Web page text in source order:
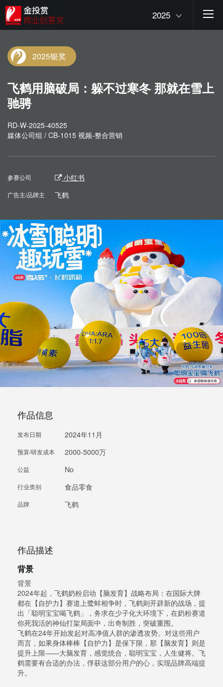
2025
2025银奖
飞鹤用脑破局：躲不过寒冬 那就在雪上
驰骋
RD-W-2025-40525
媒体公司组 / CB-1015 视频-整合营销
参赛公司 小红书
广告主/品牌主 飞鹤
作品信息
发布日期 2024年11月
预算/研发成本 2000-5000万
公益 No
行业类别 食品零食
品牌 飞鹤
作品描述
背景
背景
2024年起，飞鹤奶粉启动【脑发育】战略布局：在国际大牌
都在【自护力】赛道上鹭蚌相争时，飞鹤则开辟新的战场，提
出「聪明宝宝喝飞鹤」，务求在少子化大环境下，在奶粉赛道
你死我活的神仙打架局面中，出奇制胜，突破重围。
飞鹤在24年开始发起对高净值人群的渗透攻势。对这些用户
而言，如果身体棒棒【自护力】是保下限，那【脑发育】则是
提升上限——大脑发育，感觉统合，聪明宝宝，人生健将。飞
鹤需要有合适的办法，俘获这部分用户的心，实现品牌高端提
升。